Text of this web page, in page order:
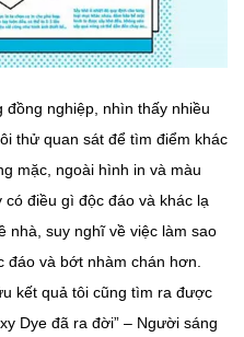
đồng nghiệp, nhìn thấy nhiều
thử quan sát để tìm điểm khác
mặc, ngoài hình in và màu
điều gì độc đáo và khác lạ
nhà, suy nghĩ về việc làm sao
đáo và bớt nhàm chán hơn.
kết quả tôi cũng tìm ra được
Dye đã ra đời” – Người sáng